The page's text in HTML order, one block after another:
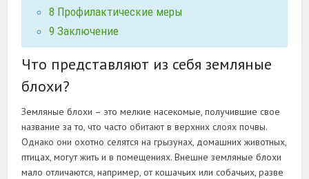
8 Профилактические меры
9 Заключение
Что представляют из себя земляные
блохи?
Земляные блохи – это мелкие насекомые, получившие свое
название за то, что часто обитают в верхних слоях почвы.
Однако они охотно селятся на грызунах, домашних животных,
птицах, могут жить и в помещениях. Внешне земляные блохи
мало отличаются, например, от кошачьих или собачьих, разве